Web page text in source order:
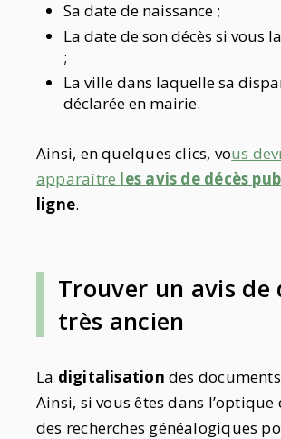
Sa date de naissance ;
La date de son décès si vous
;
La ville dans laquelle sa
déclarée en mairie.
Ainsi, en quelques clics, vous
apparaître les avis de décès
ligne.
Trouver un avis de
très ancien
La digitalisation des
Ainsi, si vous êtes dans
des recherches généalogiques